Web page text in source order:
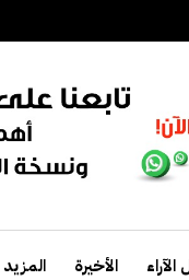
الآراء الأخيرة المزيد